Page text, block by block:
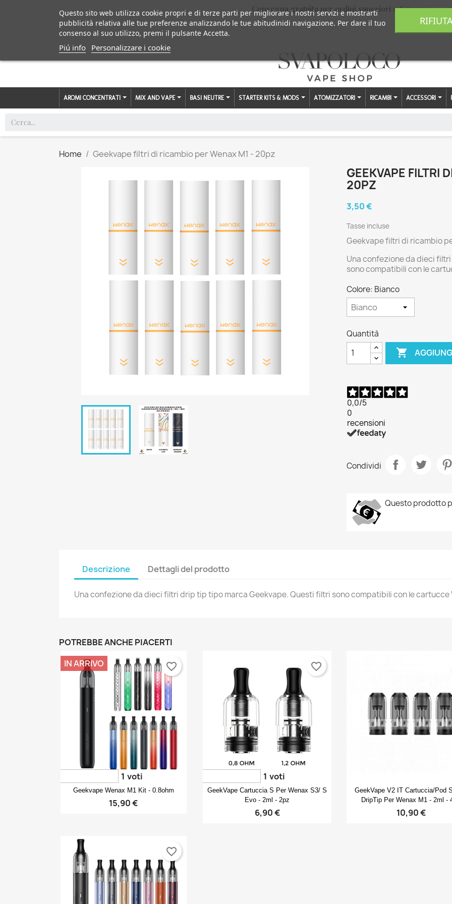
Consegna gratuita per ordini superiori a € 59,00
AROMI CONCENTRATI MIX AND VAPE BASI NEUTRE STARTER KITS & MODS ATOMIZZATORI RICAMBI ACCESSORI
Home Geekvape filtri di ricambio per Wenax M1 - 20pz
GEEKVAPE FILTRI
20PZ
3,50 €
Tasse incluse
Geekvape filtri di ricambio
Una confezione da dieci
sono compatibili con le
Colore: Bianco
Quantità

0,0/5
0
recensioni
Condividi
Questo prodotto
Descrizione Dettagli del prodotto
Una confezione da dieci filtri drip tip tipo marca Geekvape. Questi filtri sono compatibili con le cartucce
POTREBBE ANCHE PIACERTI
Anteprima
Geekvape Wenax M1 Kit - 0.8ohm
15,90 €
1 voti
IN ARRIVO favorite_border
Anteprima
GeekVape Cartuccia S Per Wenax S3/ S
Evo - 2ml - 2pz
6,90 €
1 voti
favorite_border
 Anteprima
GeekVape V2 IT Cartuccia/pod
DripTip Per Wenax M1 - 2ml -
10,90 €
favorite_border
Questo sito web utilizza cookie propri e di terze parti per migliorare i nostri servizi e mostrarti
pubblicità relativa alle tue preferenze analizzando le tue abitudinidi navigazione. Per dare il tuo
consenso al suo utilizzo, premi il pulsante Accetta.
Piú info Personalizzare i cookie